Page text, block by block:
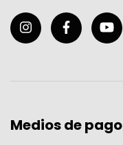
Medios de pago